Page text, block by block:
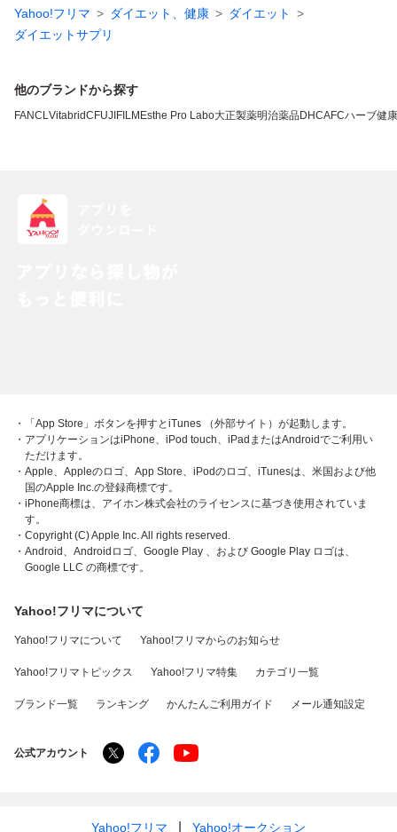
Yahoo!フリマ ダイエット、健康
ダイエット
ダイエットサプリ
他のブランドから探す
FANCLVitabridC FUJIFILM Esthe Pro Labo大正製薬明治薬品DHCAFCハーブ健
・「App Store」ボタンを押すとiTunes （外部サイト）が起動します。
・アプリケーションはiPhone、iPod touch、iPadまたはAndroidでご利用い
ただけます。
・Apple、Appleのロゴ、App Store、iPodのロゴ、iTunesは、米国および他
国のApple Inc.の登録商標です。
・iPhone商標は、アイホン株式会社のライセンスに基づき使用されていま
す。
・Copyright (C) Apple Inc. All rights reserved.
・Android、Androidロゴ、Google Play 、および Google Play ロゴは、
Google LLC の商標です。
Yahoo!フリマについて
Yahoo!フリマについて Yahoo!フリマからのお知らせ
Yahoo!フリマトピックス Yahoo!フリマ特集 カテゴリ一覧
ブランド一覧 ランキング かんたんご利用ガイド メール通知設定
公式アカウント
Yahoo!フリマ Yahoo!オークション